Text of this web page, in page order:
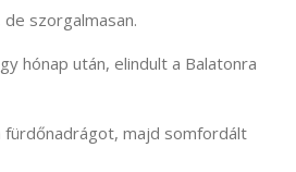
szorgalmasan.
hónap után, elindult a Balatonra
majd somfordált